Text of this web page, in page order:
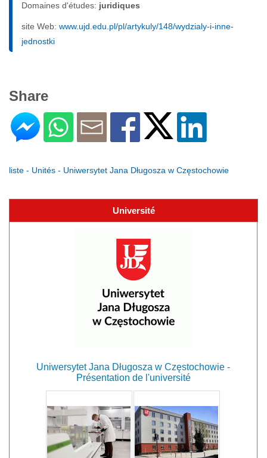
Domaines d'études: juridiques
site Web: www.ujd.edu.pl/pl/artykuly/148/wydzialy-i-inne-
jednostki
Share
liste - Unités - Uniwersytet Jana Długosza w Częstochowie
Université
Uniwersytet Jana Długosza w Częstochowie -
Présentation de l'université